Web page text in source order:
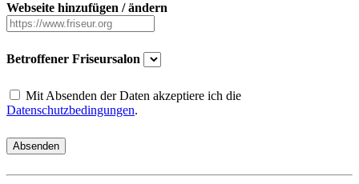
Webseite hinzufügen / ändern
Betroffener Friseursalon
Mit Absenden der Daten akzeptiere ich die
Datenschutzbedingungen.
Absenden